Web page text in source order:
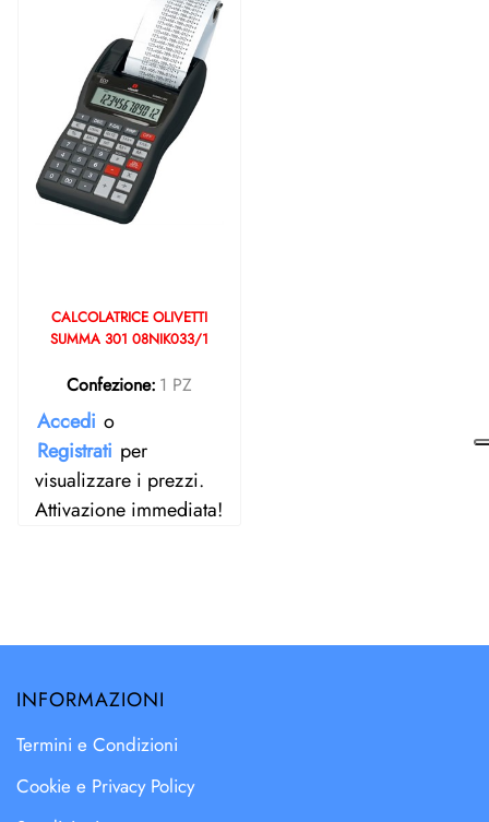
CALCOLATRICE OLIVETTI
SUMMA 301 08NIK033/1
Confezione: 1 PZ
Accedi o
Registrati per
visualizzare i prezzi.
Attivazione immediata!
INFORMAZIONI
Termini e Condizioni
Cookie e Privacy Policy